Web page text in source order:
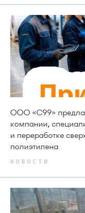
ООО «С99»
компании,
и переработке
полиэтилена
НОВОСТИ